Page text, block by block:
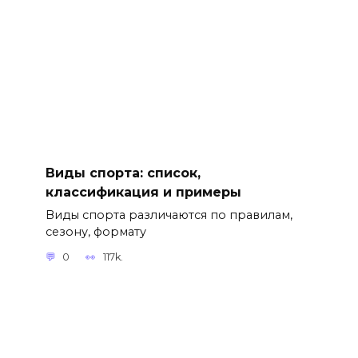
Виды спорта: список,
классификация и примеры
Виды спорта различаются по правилам,
сезону, формату
0 117k.